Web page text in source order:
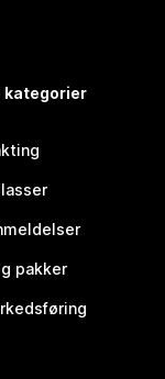
kategorier
pakker